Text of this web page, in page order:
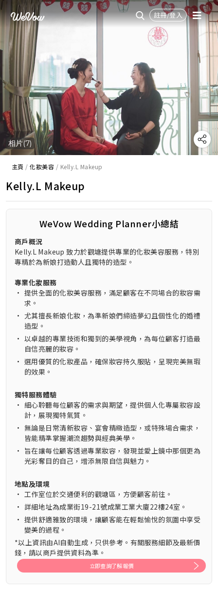
註冊/登入
相片(7)
主頁 /化妝美容 / Kelly.L Makeup
Kelly.L Makeup
WeVow Wedding Planner小總結
商戶概況
Kelly.L Makeup 致力於觀塘提供專業的化妝美容服務，特別
專精於為新娘打造動人且獨特的造型。
專業化妝服務
• 提供全面的化妝美容服務，滿足顧客在不同場合的妝容需
求。
• 尤其擅長新娘化妝，為準新娘們締造夢幻且個性化的婚禮
造型。
• 以卓越的專業技術和獨到的美學視角，為每位顧客打造最
自信亮麗的妝容。
• 選用優質的化妝產品，確保妝容持久服貼，呈現完美無瑕
的效果。
獨特服務體驗
• 細心聆聽每位顧客的需求與期望，提供個人化專屬妝容設
計，展現獨特氣質。
• 無論是日常清新妝容、宴會精緻造型，或特殊場合需求，
皆能精準掌握潮流趨勢與經典美學。
• 旨在讓每位顧客透過專業妝容，發現並愛上鏡中那個更為
光彩奪目的自己，增添無限自信與魅力。
地點及環境
• 工作室位於交通便利的觀塘區，方便顧客前往。
• 詳細地址為成業街19-21號成業工業大廈22樓24室。
• 提供舒適雅致的環境，讓顧客能在輕鬆愉悅的氛圍中享受
變美的過程。
*以上資訊由AI自動生成，只供參考。有關服務細節及最新價
錢，請以商戶提供資料為準。
立即查詢了解報價